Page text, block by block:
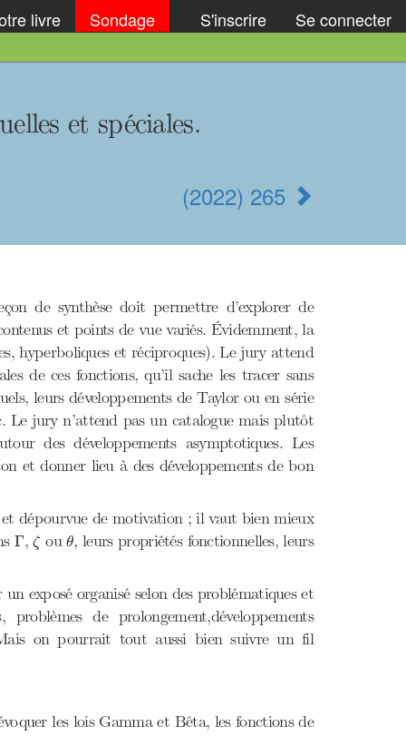
livre Sondage S'inscrire Se connecter
et spéciales.
(2022) 265
de synthèse doit permettre d’explorer de
et points de vue variés. Évidemment, la
hyperboliques et réciproques). Le jury attend
de ces fonctions, qu’il sache les tracer sans
leurs développements de Taylor ou en série
Le jury n’attend pas un catalogue mais plutôt
des développements asymptotiques. Les
et donner lieu à des développements de bon
et dépourvue de motivation ; il vaut bien mieux
Γ
Γ,ζ
ζ ouθ
θ, leurs propriétés fonctionnelles, leurs
exposé organisé selon des problématiques et
de prolongement,développements
Mais on pourrait tout aussi bien suivre un fil
les lois Gamma et Bêta, les fonctions de